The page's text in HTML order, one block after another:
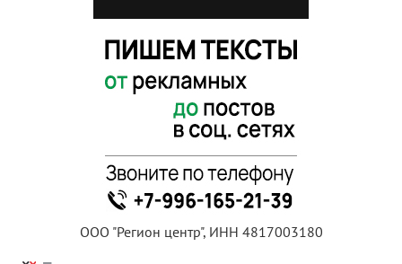
ООО "Регион центр", ИНН 4817003180